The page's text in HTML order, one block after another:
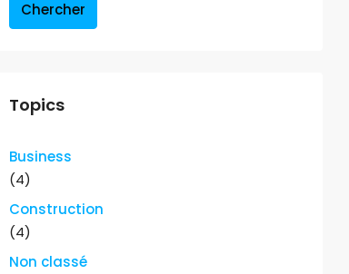
Chercher
Topics
Business
(4)
Construction
(4)
Non classé